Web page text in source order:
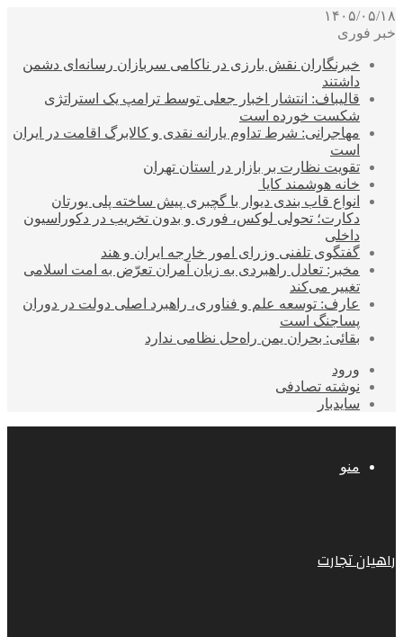
۱۴۰۵/۰۵/۱۸
خبر فوری
خبرنگاران نقش بارزی در ناکامی سربازان رسانه‌ای دشمن
داشتند
قالیباف: انتشار اخبار جعلی توسط ترامپ یک استراتژی
شکست خورده است
مهاجرانی: شرط تداوم یارانه نقدی و کالابرگ اقامت در ایران
است
تقویت نظارت بر بازار در استان تهران
خانه هوشمند کایا
انواع قاب بندی دیوار با گچبری پیش ساخته پلی یورتان
دکارت؛ تحولی لوکس، فوری و بدون تخریب در دکوراسیون
داخلی
گفتگوی تلفنی وزرای امور خارجه ایران و هند
مخبر: تعادل راهبردی به زیان آمران تعرّض به امت اسلامی
تغییر می‌کند
عارف: توسعه علم و فناوری، راهبرد اصلی دولت در دوران
پساجنگ است
بقائی: بحران یمن راه‌حل نظامی ندارد
ورود
نوشته تصادفی
سایدبار
منو
راهیان تجارت